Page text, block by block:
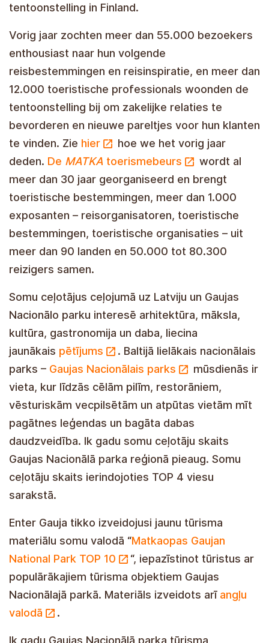
tentoonstelling in Finland.
Vorig jaar zochten meer dan 55.000 bezoekers
enthousiast naar hun volgende
reisbestemmingen en reisinspiratie, en meer dan
12.000 toeristische professionals woonden de
tentoonstelling bij om zakelijke relaties te
bevorderen en nieuwe pareltjes voor hun klanten
te vinden. Zie hier
hoe we het vorig jaar
deden. De MATKA toerismebeurs
wordt al
meer dan 30 jaar georganiseerd en brengt
toeristische bestemmingen, meer dan 1.000
exposanten – reisorganisatoren, toeristische
bestemmingen, toeristische organisaties – uit
meer dan 90 landen en 50.000 tot 80.300
reizigers samen.
Volgens de nieuwstestudie
zijn Finse
reizigers die naar Letland en het Nationaal Park
Gauja reizen geïnteresseerd in architectuur,
kunst, cultuur, gastronomie en natuur. Het
grootste nationale park in de Baltische staten –
het Nationaal Park Gauja
– is tegenwoordig
een plek waar, naast adellijke kastelen,
restaurants, historische oude stadjes en
recreatieplaatsen, legendes uit het verleden en
een rijke natuurlijke diversiteit wonen. Elk jaar
neemt het aantal Finse reizigers in de regio
Nationaal Park Gauja toe. Het aantal Finse
Enter Gauja heeft zojuist een nieuwe
toeristische bron in het Fins gecreëerd,
"Matkaopas Gaujan National Park TOP 10
waarmee toeristen kennismaken met de
populairste toeristische attracties in het